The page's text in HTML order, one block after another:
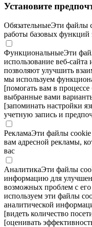
Установите
ОбязательныеЭти файлы
работы базовых функций
ФункциональныеЭти
использование веб-
позволяют улучшить
мы используем
[помогать вам в
выбранные вами
[запоминать настройки
учетную запись и
РекламаЭти файлы cookie
вам адресной рекламы,
вас
АналитикаЭти файлы
информацию для
возможных проблем с
используем эти файлы
аналитической
[видеть количество
[оценивать